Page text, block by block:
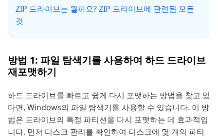
ZIP 드라이브는 뭘까요? ZIP 드라이브에 관련된 모든
것
방법 1: 파일 탐색기를 사용하여 하드 드라이브
재포맷하기
하드 드라이브를 빠르고 쉽게 다시 포맷하는 방법을 찾고 있
다면, Windows의 파일 탐색기를 사용할 수 있습니다. 이 방
법은 드라이브의 특정 파티션을 다시 포맷하는 데 효과적입
니다. 먼저 디스크 관리를 확인하여 디스크에 몇 개의 파티